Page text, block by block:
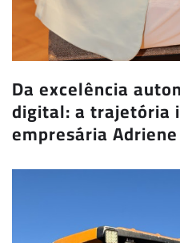
Da excelência
digital: a trajetória
empresária